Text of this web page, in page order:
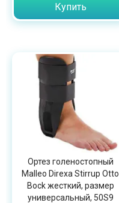
Купить
Ортез голеностопный
Malleo Direxa Stirrup Otto
Bock жесткий, размер
универсальный, 50S9